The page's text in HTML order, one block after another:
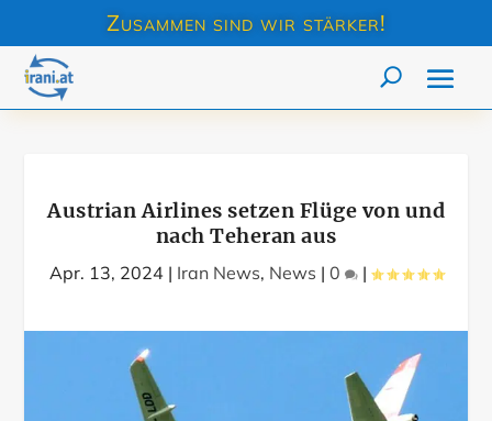
Zusammen sind wir stärker!
Austrian Airlines setzen Flüge von und
nach Teheran aus
Apr. 13, 2024| Iran News, News | 0 |